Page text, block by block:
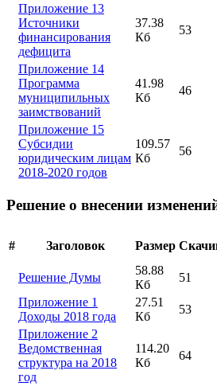
Приложение 13
Источники
финансирования
дефицита
37.38
Кб
53
Приложение 14
Программа
муниципильных
заимствований
41.98
Кб
46
Приложение 15
Субсидии
юридическим лицам
2018-2020 годов
109.57
Кб
56
Решение о внесении
# Заголовок Размер
Решение Думы
58.88
Кб
51
Приложение 1
Доходы 2018 года
27.51
Кб
53
Приложение 2
Ведомственная
структура на 2018
год
114.20
Кб
64